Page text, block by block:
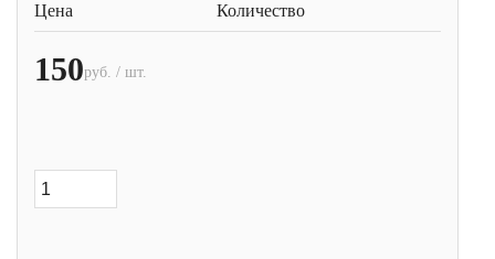
Цена Количество
150руб. / шт.